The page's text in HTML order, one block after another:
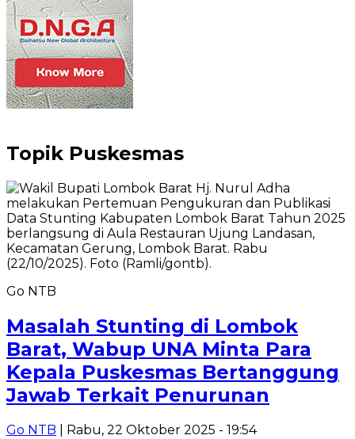
Topik Puskesmas
Go NTB
Masalah Stunting di Lombok
Barat, Wabup UNA Minta Para
Kepala Puskesmas Bertanggung
Jawab Terkait Penurunan
Go NTB | Rabu, 22 Oktober 2025 - 19:54